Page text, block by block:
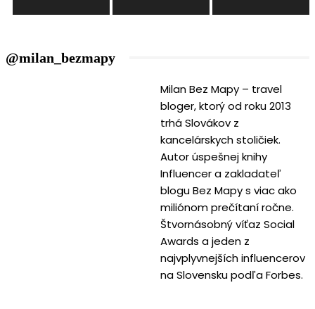
@milan_bezmapy
Milan Bez Mapy – travel
bloger, ktorý od roku 2013
trhá Slovákov z
kancelárskych stoličiek.
Autor úspešnej knihy
Influencer a zakladateľ
blogu Bez Mapy s viac ako
miliónom prečítaní ročne.
Štvornásobný víťaz Social
Awards a jeden z
najvplyvnejších influencerov
na Slovensku podľa Forbes.